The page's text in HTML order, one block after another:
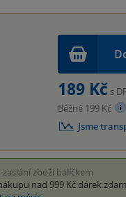
189 Kč s
Běžně 199 Kč
Jsme
zaslání zboží balíčkem
nad 999 Kč dárek